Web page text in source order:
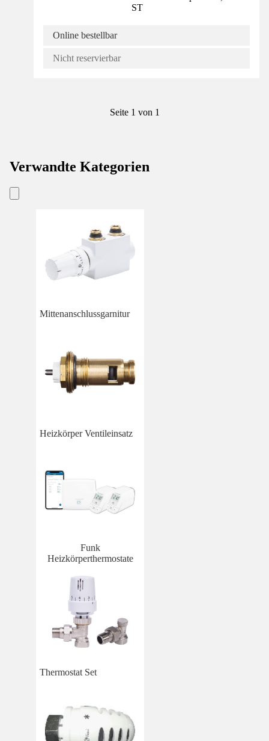
ST
Online bestellbar
Nicht reservierbar
Seite 1 von 1
Verwandte Kategorien
Mittenanschlussgarnitur
Heizkörper Ventileinsatz
Funk
Heizkörperthermostate
Thermostat Set